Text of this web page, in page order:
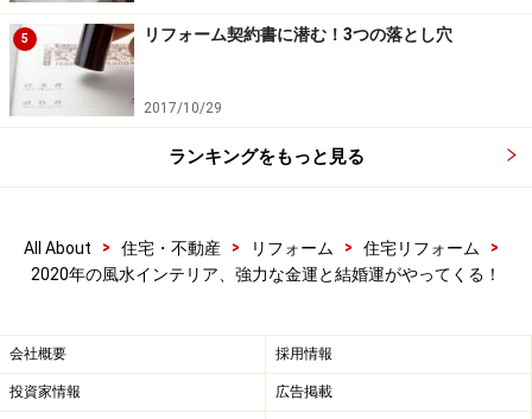
風水では夏の強い日差しは金運ダウン、日
よけで涼しく過ごして
で、上手に使って涼しく過ごして。
の全ては「木・火・土・金・水」に分類され、「水」は
金を生み、「火」は金を溶かすとしているからです。
5 リフォーム契約書に潜む！3つの落とし穴
2017/10/29
ランキングをもっと見る
All About > 住宅・不動産 > リフォーム > 住宅リフォーム
>
2020年の風水インテリア、強力な金運と結婚運がやってくる！
会社概要 採用情報
投資家情報 広告掲載